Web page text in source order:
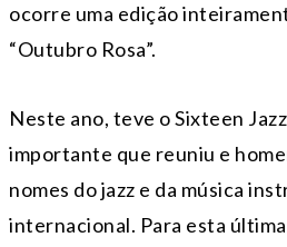
ocorre uma edição
“Outubro Rosa”.
Neste ano, teve o Sixteen
importante que reuniu e
nomes do jazz e da música
internacional. Para esta